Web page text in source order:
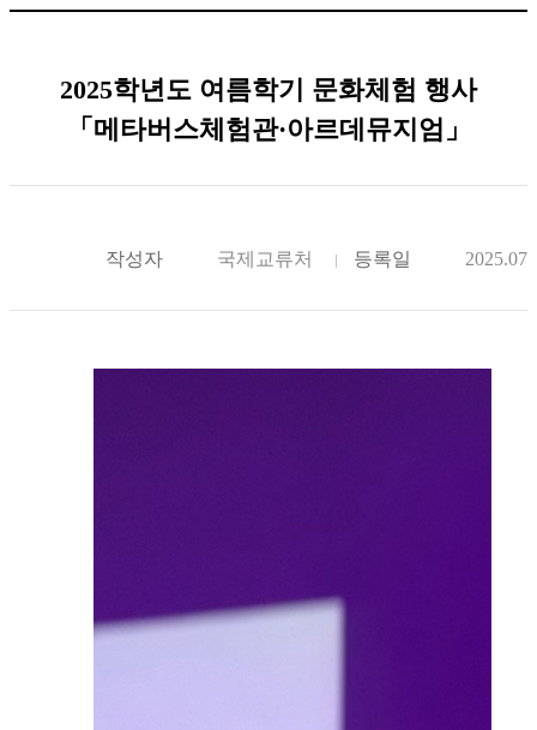
2025학년도 여름학기 문화체험 행사
「메타버스체험관·아르데뮤지엄」
작성자 국제교류처 등록일